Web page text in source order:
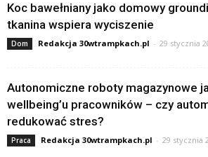
Koc bawełniany jako domowy
tkanina wspiera wyciszenie
Dom Redakcja 30wtrampkach.pl - 29 stycznia
Autonomiczne roboty magazynowe
wellbeing’u pracowników – czy
redukować stres?
Praca Redakcja 30wtrampkach.pl - 29 stycznia